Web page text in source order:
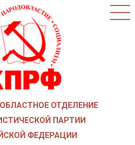
ОФИЦЕРОВ В ПОДДЕРЖКУ
ОТДЕЛЕНИЕ
ПАРТИИ
ФЕДЕРАЦИИ